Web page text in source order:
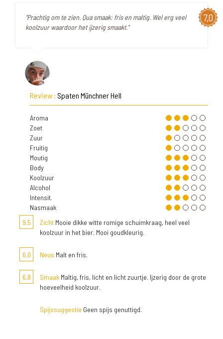
7,0
"Prachtig om te zien. Qua smaak: fris en maltig. Wel erg veel
koolzuur waardoor het ijzerig smaakt."
Review : Spaten Münchner Hell
Aroma
Zoet
Zuur
Fruitig
Moutig
Body
Koolzuur
Alcohol
Intensit.
Nasmaak
9,5
Zicht Mooie dikke witte romige schuimkraag, heel veel
koolzuur in het bier. Mooi goudkleurig.
6,0 Neus Malt en fris.
6,8 Smaak Maltig, fris, licht en licht zuurtje. Ijzerig door de grote
hoeveelheid koolzuur.
Spijssuggestie Geen spijs genuttigd.